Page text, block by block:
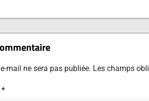
mail ne sera pas publiée. Les champs
*